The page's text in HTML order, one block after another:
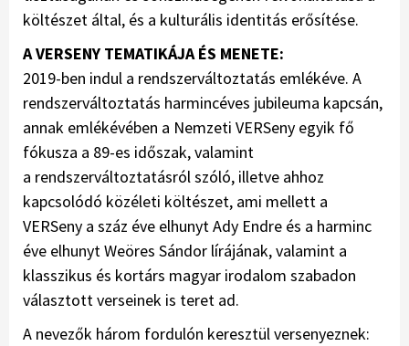
költészet által, és a kulturális identitás erősítése.
A VERSENY TEMATIKÁJA ÉS MENETE:
2019-ben indul a rendszerváltoztatás emlékéve. A
rendszerváltoztatás harmincéves jubileuma kapcsán,
annak emlékévében a Nemzeti VERSeny egyik fő
fókusza a 89-es időszak, valamint
a rendszerváltoztatásról szóló, illetve ahhoz
kapcsolódó közéleti költészet, ami mellett a
VERSeny a száz éve elhunyt Ady Endre és a harminc
éve elhunyt Weöres Sándor lírájának, valamint a
klasszikus és kortárs magyar irodalom szabadon
választott verseinek is teret ad.
A nevezők három fordulón keresztül versenyeznek: